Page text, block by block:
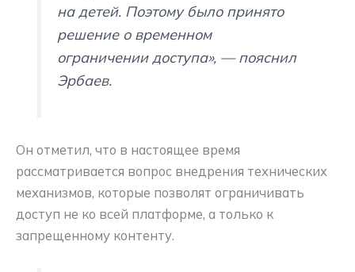
на детей. Поэтому было принято
решение о временном
ограничении доступа», — пояснил
Эрбаев.
Он отметил, что в настоящее время
рассматривается вопрос внедрения технических
механизмов, которые позволят ограничивать
доступ не ко всей платформе, а только к
запрещенному контенту.